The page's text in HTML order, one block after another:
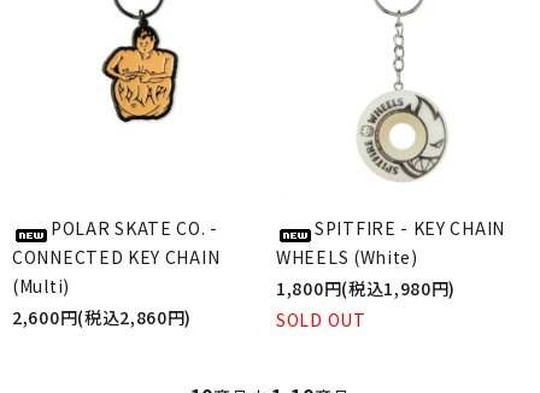
POLAR SKATE CO. -
CONNECTED KEY CHAIN
(Multi)
2,600円(税込2,860円)
SPITFIRE - KEY CHAIN
WHEELS (White)
1,800円(税込1,980円)
SOLD OUT